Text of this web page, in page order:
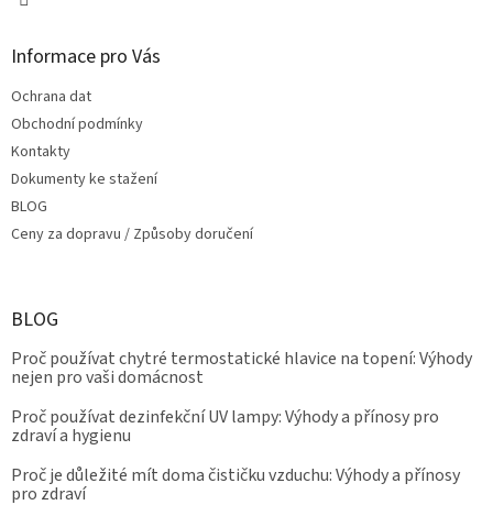
Informace pro Vás
Ochrana dat
Obchodní podmínky
Kontakty
Dokumenty ke stažení
BLOG
Ceny za dopravu / Způsoby doručení
BLOG
Proč používat chytré termostatické hlavice na topení: Výhody
nejen pro vaši domácnost
Proč používat dezinfekční UV lampy: Výhody a přínosy pro
zdraví a hygienu
Proč je důležité mít doma čističku vzduchu: Výhody a přínosy
pro zdraví